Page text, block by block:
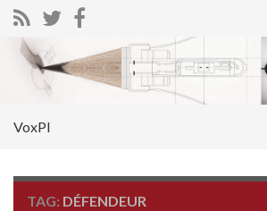
Search for:
VoxPI
TAG: DÉFENDEUR